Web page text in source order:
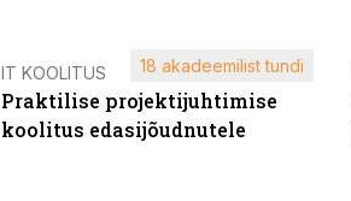
IT KOOLITUS
Praktilise projektijuhtimise
koolitus edasijõudnutele
18 akadeemilist tundi